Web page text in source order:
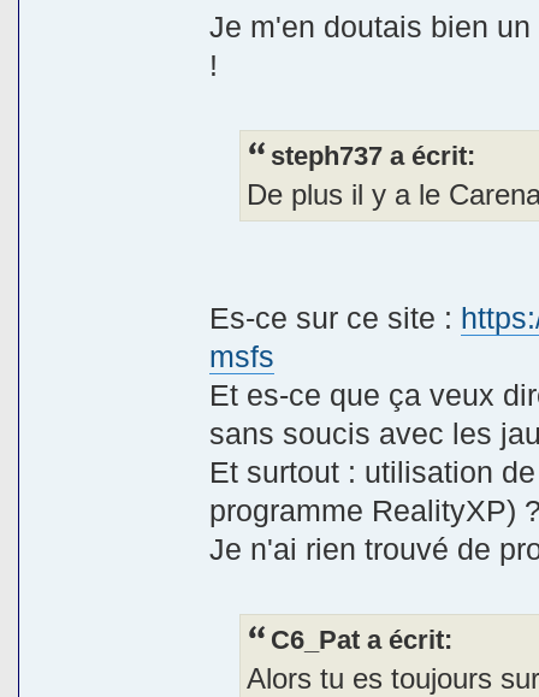
Je m'en doutais bien
!
steph737 a écrit:
De plus il y a le
Es-ce sur ce site :
msfs
Et es-ce que ça veux
sans soucis avec les
Et surtout : utilisation
programme RealityXP)
Je n'ai rien trouvé de
C6_Pat a écrit:
Alors tu es toujours